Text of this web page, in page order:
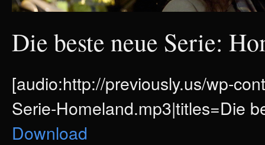
Die beste neue Serie:
[audio:http://previously.us/wp-
Serie-Homeland.mp3|titles=Die
Download